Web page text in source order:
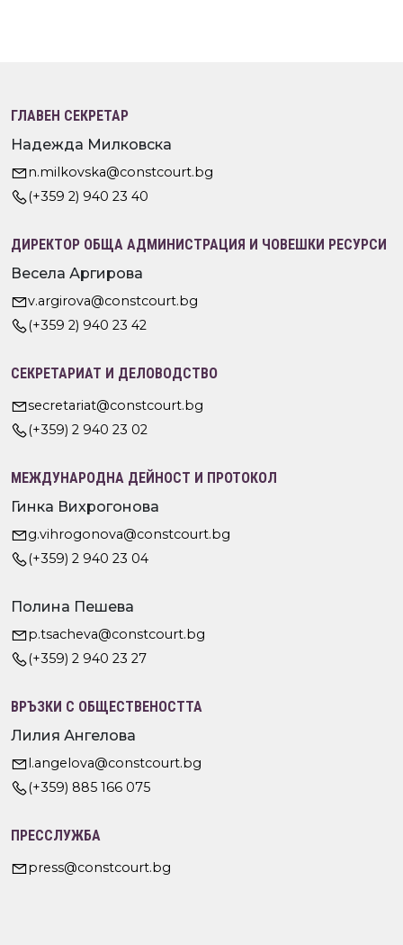
ГЛАВЕН СЕКРЕТАР
Надежда Милковска
n.milkovska@constcourt.bg
(+359 2) 940 23 40
ДИРЕКТОР ОБЩА АДМИНИСТРАЦИЯ И ЧОВЕШКИ РЕСУРСИ
Весела Аргирова
v.argirova@constcourt.bg
(+359 2) 940 23 42
СЕКРЕТАРИАТ И ДЕЛОВОДСТВО
secretariat@constcourt.bg
(+359) 2 940 23 02
МЕЖДУНАРОДНА ДЕЙНОСТ И ПРОТОКОЛ
Гинка Вихрогонова
g.vihrogonova@constcourt.bg
(+359) 2 940 23 04
Полина Пешева
p.tsacheva@constcourt.bg
(+359) 2 940 23 27
ВРЪЗКИ С ОБЩЕСТВЕНОСТТА
Лилия Ангелова
l.angelova@constcourt.bg
(+359) 885 166 075
ПРЕССЛУЖБА
press@constcourt.bg